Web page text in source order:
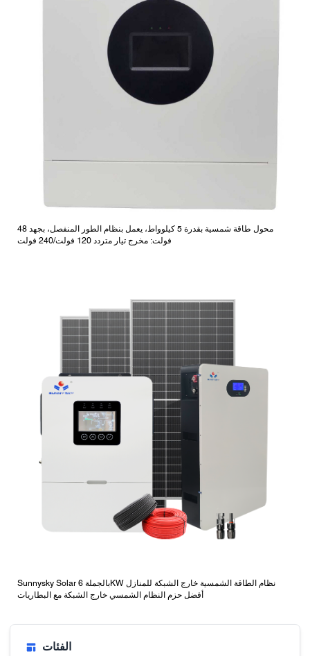
محول طاقة شمسية بقدرة 5 كيلوواط، يعمل بنظام الطور المنفصل، بجهد 48
فولت: مخرج تيار متردد 120 فولت/240 فولت
Sunnysky Solar بالجملة 6KW نظام الطاقة الشمسية خارج الشبكة للمنازل
أفضل حزم النظام الشمسي خارج الشبكة مع البطاريات
الفئات